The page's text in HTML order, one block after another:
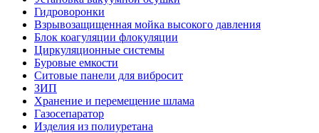
Гидроворонки
Взрывозащищенная мойка высокого давления
Блок коагуляции флокуляции
Циркуляционные системы
Буровые емкости
Ситовые панели для вибросит
ЗИП
Хранение и перемещение шлама
Газосепаратор
Изделия из полиуретана